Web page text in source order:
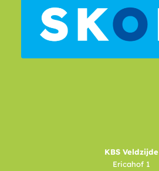
KBS Veldzijde
Ericahof 1